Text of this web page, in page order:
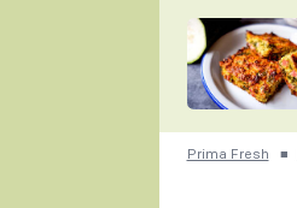
Prima Fresh ■